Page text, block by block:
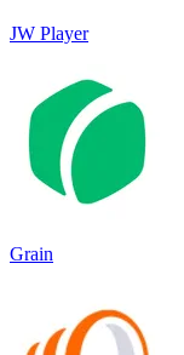
JW Player
Grain